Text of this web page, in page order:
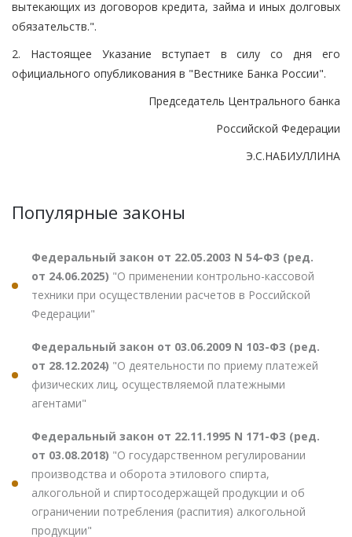
вытекающих из договоров кредита, займа и иных долговых
обязательств.".
2. Настоящее Указание вступает в силу со дня его
официального опубликования в "Вестнике Банка России".
Председатель Центрального банка
Российской Федерации
Э.С.НАБИУЛЛИНА
Популярные законы
Федеральный закон от 22.05.2003 N 54-ФЗ (ред.
от 24.06.2025) "О применении контрольно-кассовой
техники при осуществлении расчетов в Российской
Федерации"
Федеральный закон от 03.06.2009 N 103-ФЗ (ред.
от 28.12.2024) "О деятельности по приему платежей
физических лиц, осуществляемой платежными
агентами"
Федеральный закон от 22.11.1995 N 171-ФЗ (ред.
от 03.08.2018) "О государственном регулировании
производства и оборота этилового спирта,
алкогольной и спиртосодержащей продукции и об
ограничении потребления (распития) алкогольной
продукции"